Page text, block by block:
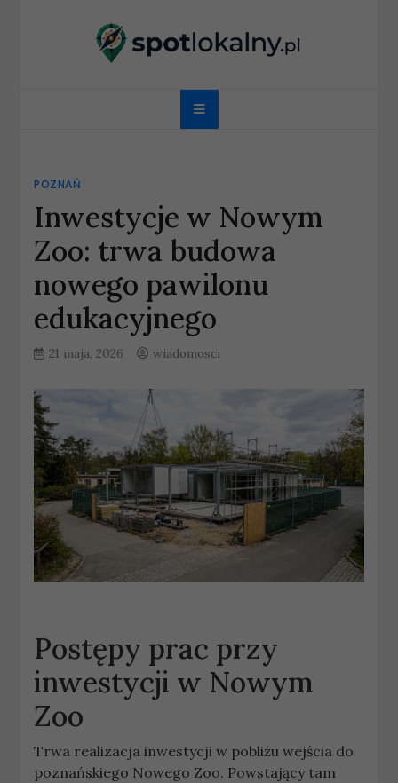
spotlokalny.pl
POZNAŃ
Inwestycje w Nowym
Zoo: trwa budowa
nowego pawilonu
edukacyjnego
21 maja, 2026 wiadomosci
Postępy prac przy
inwestycji w Nowym
Zoo
Trwa realizacja inwestycji w pobliżu wejścia do
poznańskiego Nowego Zoo. Powstający tam